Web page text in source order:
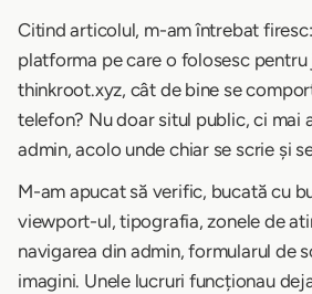
Citind articolul, m-am întrebat
platforma pe care o folosesc pentru
thinkroot.xyz, cât de bine se
telefon? Nu doar situl public, ci mai
admin, acolo unde chiar se scrie și
M-am apucat să verific, bucată cu
viewport-ul, tipografia, zonele de
navigarea din admin, formularul de
imagini. Unele lucruri funcționau